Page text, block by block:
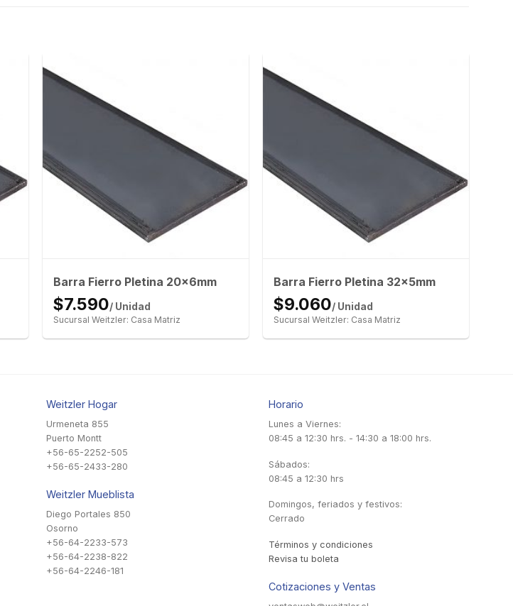
Barra Fierro Pletina 20x6mm
$7.590/ Unidad
Sucursal Weitzler: Casa Matriz
Barra Fierro Pletina 32x5mm
$9.060/ Unidad
Sucursal Weitzler: Casa Matriz
Weitzler Hogar
Urmeneta 855
Puerto Montt
+56-65-2252-505
+56-65-2433-280
Weitzler Mueblista
Diego Portales 850
Osorno
+56-64-2233-573
+56-64-2238-822
+56-64-2246-181
Horario
Lunes a Viernes:
08:45 a 12:30 hrs. - 14:30 a 18:00 hrs.
Sábados:
08:45 a 12:30 hrs
Domingos, feriados y festivos:
Cerrado
Términos y condiciones
Revisa tu boleta
Cotizaciones y Ventas